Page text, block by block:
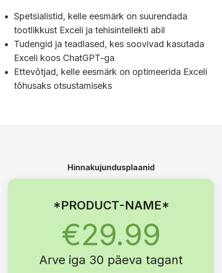
Spetsialistid, kelle eesmärk on suurendada
tootlikkust Exceli ja tehisintellekti abil
Tudengid ja teadlased, kes soovivad kasutada
Exceli koos ChatGPT-ga
Ettevõtjad, kelle eesmärk on optimeerida Exceli
tõhusaks otsustamiseks
Hinnakujundusplaanid
*PRODUCT-NAME*
€29.99
Arve iga 30 päeva tagant